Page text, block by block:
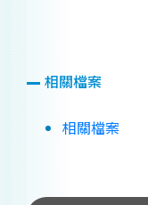
相關檔案
相關檔案